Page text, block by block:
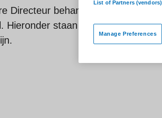
Directeur behandelzaken | Sinai
Hieronder staan enkele
List of Partners (vendors)
Manage Preferences